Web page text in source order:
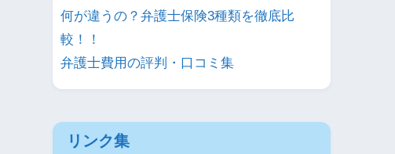
何が違うの？弁護士保険3種類を徹底比
較！！
弁護士費用の評判・口コミ集
リンク集